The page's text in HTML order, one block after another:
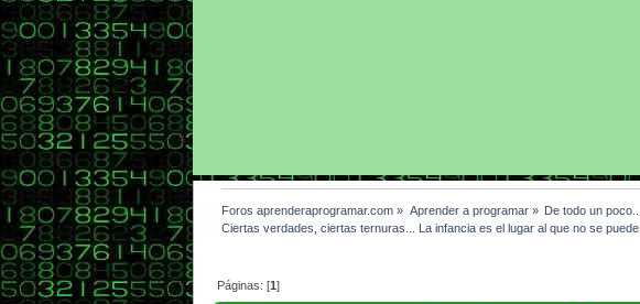
Foros aprenderaprogramar.com » Aprender a programar» De todo un poco...
Ciertas verdades, ciertas ternuras... La infancia es el lugar al que no se puede
Páginas: [1]